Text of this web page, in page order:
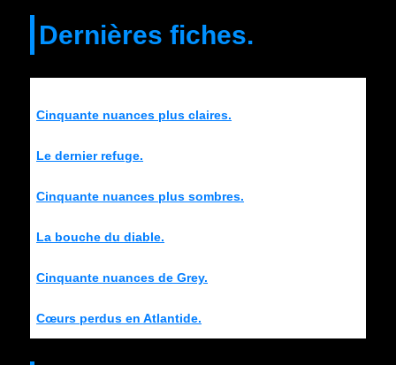
Dernières fiches.
Cinquante nuances plus claires.
Le dernier refuge.
Cinquante nuances plus sombres.
La bouche du diable.
Cinquante nuances de Grey.
Cœurs perdus en Atlantide.